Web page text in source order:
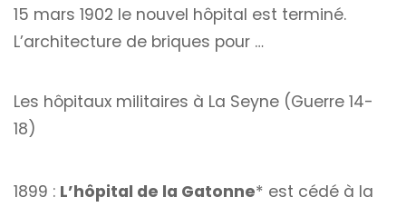
15 mars 1902 le nouvel hôpital est terminé.
L’architecture de briques pour …
Les hôpitaux militaires à La Seyne (Guerre 14-
18)
1899 : L’hôpital de la Gatonne* est cédé à la